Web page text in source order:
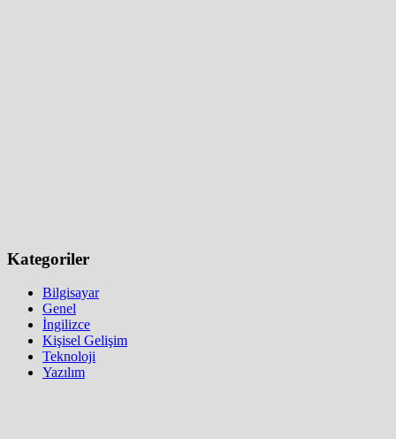
Kategoriler
Bilgisayar
Genel
İngilizce
Kişisel Gelişim
Teknoloji
Yazılım